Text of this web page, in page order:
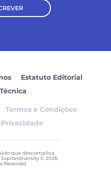
Estatuto Editorial
Termos e Condições
que descomplica.
© 2026
Reserved